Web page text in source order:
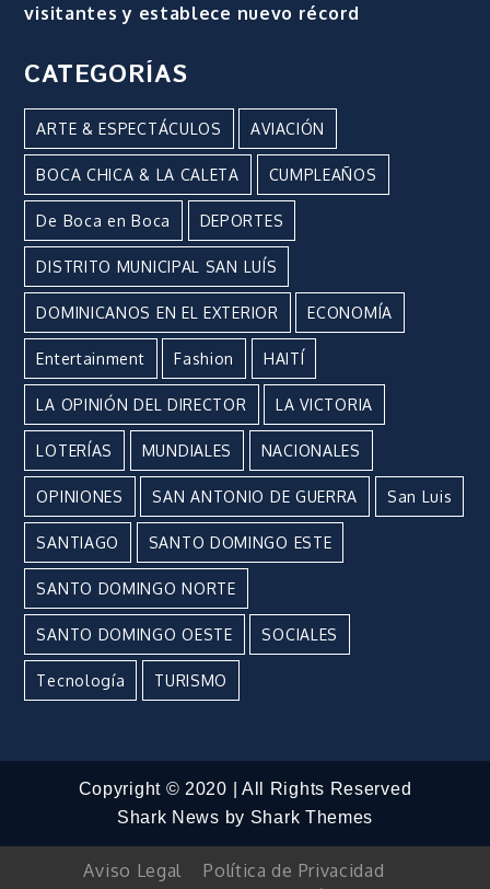
visitantes y establece nuevo récord
CATEGORÍAS
ARTE & ESPECTÁCULOS AVIACIÓN
BOCA CHICA & LA CALETA CUMPLEAÑOS
De Boca en Boca DEPORTES
DISTRITO MUNICIPAL SAN LUÍS
DOMINICANOS EN EL EXTERIOR ECONOMÍA
Entertainment Fashion HAITÍ
LA OPINIÓN DEL DIRECTOR LA VICTORIA
LOTERÍAS MUNDIALES NACIONALES
OPINIONES SAN ANTONIO DE GUERRA San Luis
SANTIAGO SANTO DOMINGO ESTE
SANTO DOMINGO NORTE
SANTO DOMINGO OESTE SOCIALES
Tecnología TURISMO
Copyright © 2020 | All Rights Reserved
Shark News by Shark Themes
Aviso Legal
Política de Privacidad